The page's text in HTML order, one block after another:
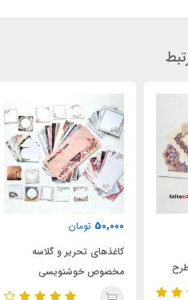
50,000 تومان
کاغذهای تحریر و گلاسه
مخصوص خوشنویسی
خودکاری - اعجاز ۵۳